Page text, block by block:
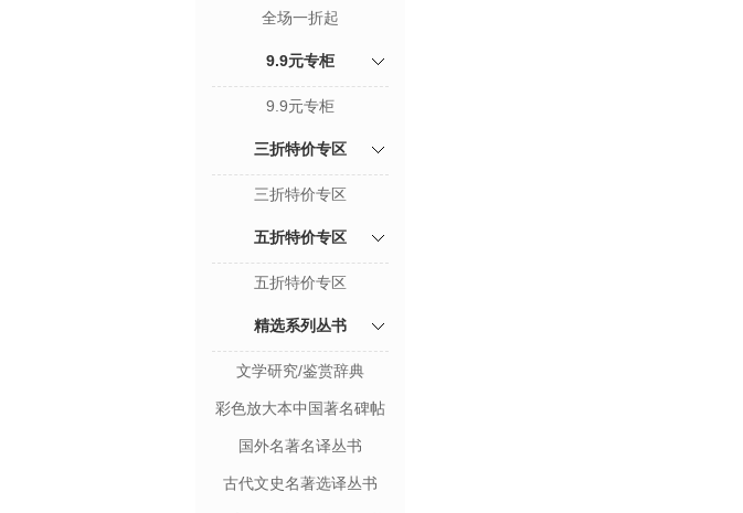
全场一折起
9.9元专柜
9.9元专柜
三折特价专区
三折特价专区
五折特价专区
五折特价专区
精选系列丛书
文学研究/鉴赏辞典
彩色放大本中国著名碑帖
国外名著名译丛书
古代文史名著选译丛书